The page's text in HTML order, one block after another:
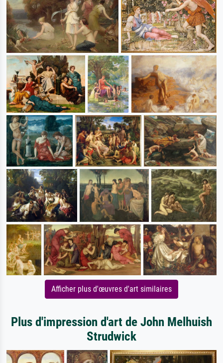
Afficher plus d'œuvres d'art similaires
Plus d'impression d'art de John Melhuish
Strudwick